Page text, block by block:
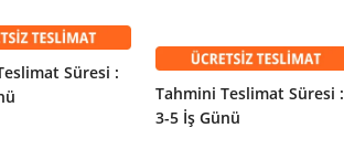
Süresi :
Tahmini Teslimat Süresi :
3-5 İş Günü